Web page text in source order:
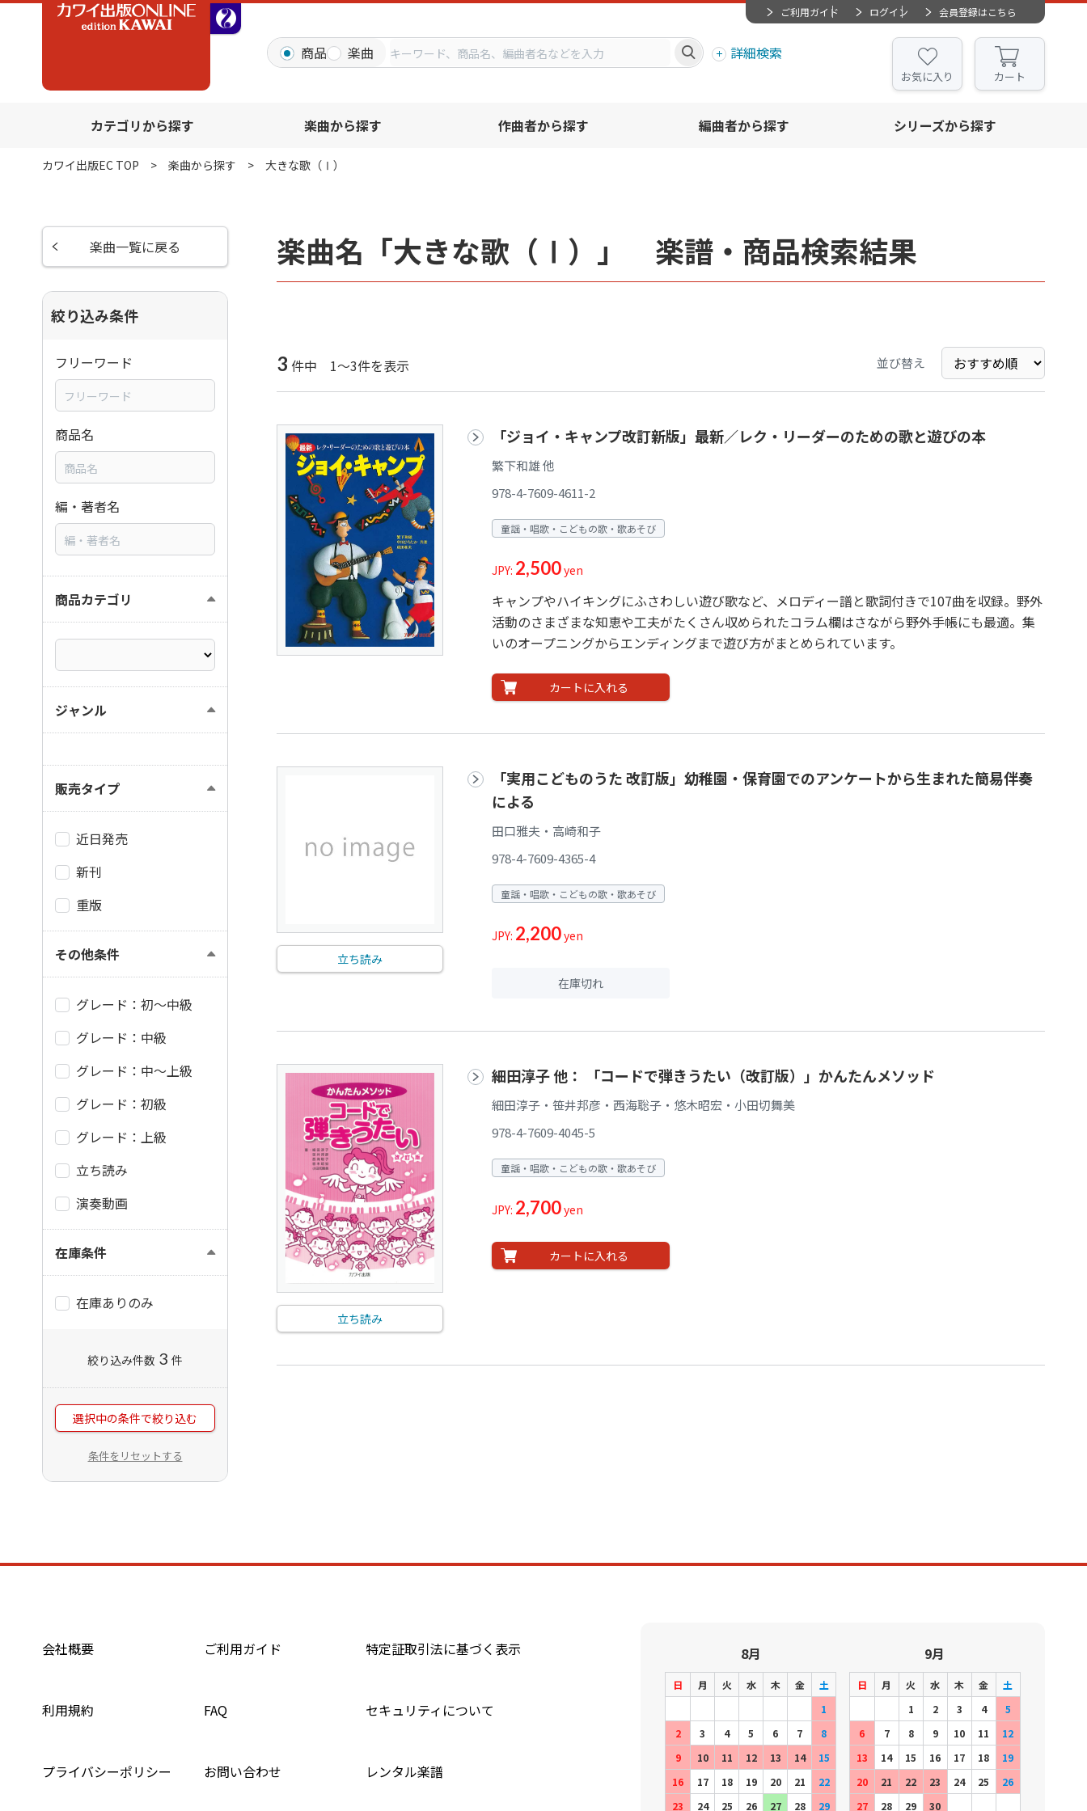
ご利用ガイド ログイン 会員登録はこちら
商品 楽曲 詳細検索
お気に入り カート
カテゴリから探す 楽曲から探す 作曲者から探す 編曲者から探す シリーズから探す
カワイ出版EC TOP 楽曲から探す 大きな歌（Ⅰ）
楽曲名「大きな歌（Ⅰ）」 楽譜・商品検索結果
3 件中 1～3件を表示 並び替え
「ジョイ・キャンプ改訂新版」最新／レク・リーダーのための歌と遊びの本
繁下和雄 他
978-4-7609-4611-2
童謡・唱歌・こどもの歌・歌あそび
JPY: 2,500yen
キャンプやハイキングにふさわしい遊び歌など、メロディー譜と歌詞付きで107曲を収録。野外
活動のさまざまな知恵や工夫がたくさん収められたコラム欄はさながら野外手帳にも最適。集
いのオープニングからエンディングまで遊び方がまとめられています。
カートに入れる
立ち読み
「実用こどものうた 改訂版」幼稚園・保育園でのアンケートから生まれた簡易伴奏
による
田口雅夫・高崎和子
978-4-7609-4365-4
童謡・唱歌・こどもの歌・歌あそび
JPY: 2,200yen
在庫切れ
立ち読み
細田淳子 他： 「コードで弾きうたい（改訂版）」かんたんメソッド
細田淳子・笹井邦彦・西海聡子・悠木昭宏・小田切舞美
978-4-7609-4045-5
童謡・唱歌・こどもの歌・歌あそび
JPY: 2,700yen
カートに入れる
楽曲一覧に戻る
絞り込み条件
フリーワード
商品名
編・著者名
商品カテゴリ
ジャンル
販売タイプ
近日発売
新刊
重版
その他条件
グレード：初～中級
グレード：中級
グレード：中～上級
グレード：初級
グレード：上級
立ち読み
演奏動画
在庫条件
在庫ありのみ
絞り込み件数 3 件
選択中の条件で絞り込む
条件をリセットする
会社概要 ご利用ガイド 特定証取引法に基づく表示
利用規約 FAQ セキュリティについて
プライバシーポリシー お問い合わせ レンタル楽譜
8月
日 月 火 水 木 金
土
1
2
3 4 5 6 7
8
9
10 11 12 13 14
15
16
17 18 19 20 21
22
23
24 25 26 27 28 29
9月
日 月 火 水 木 金
土
1
2 3 4
5
6
7 8 9 10 11
12
13
14 15 16 17 18
19
20
21 22 23 24 25
26
27
28 29 30